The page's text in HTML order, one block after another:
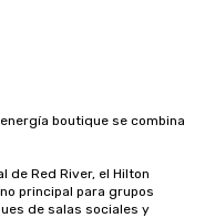
boutique se combina
de Red River, el Hilton
principal para grupos
de salas sociales y